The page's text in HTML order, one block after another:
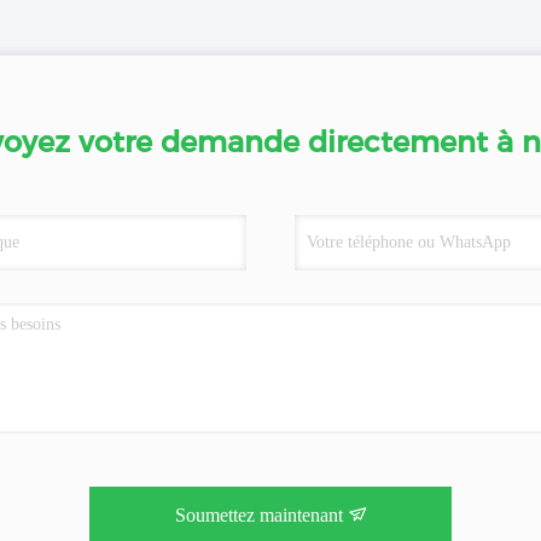
votre demande directement à
Soumettez maintenant